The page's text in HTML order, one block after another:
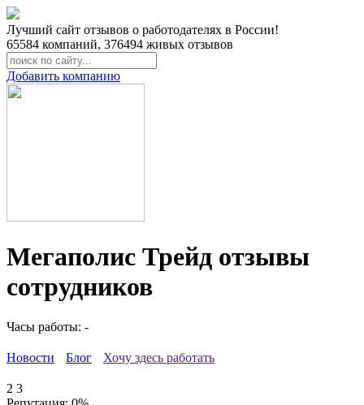
Лучший сайт отзывов о работодателях в России!
65584 компаний, 376494 живых отзывов
Добавить компанию
Мегаполис Трейд отзывы
сотрудников
Часы работы: -
Новости Блог Хочу здесь работать
2 3